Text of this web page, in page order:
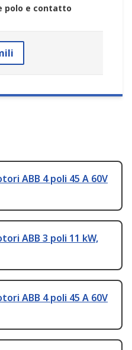
polo e contatto
ABB 4 poli 45 A 60V
ABB 3 poli 11 kW,
ABB 4 poli 45 A 60V